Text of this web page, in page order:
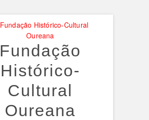
Fundação
Histórico-
Cultural
Oureana